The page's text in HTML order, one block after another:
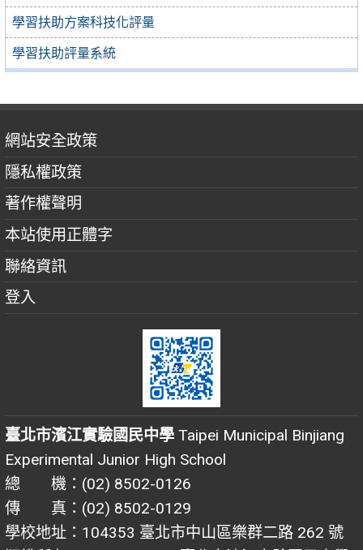
學習扶助方案科技化評量
學習扶助評量系統
網站安全政策
隱私權政策
著作權聲明
本站使用正體字
聯絡資訊
登入
臺北市濱江實驗國民中學 Taipei Municipal Binjiang
Experimental Junior High School
總 機：(02) 8502-0126
傳 真：(02) 8502-0129
學校地址：104353 臺北市中山區樂群二路 262 號